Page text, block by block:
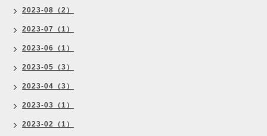
2023-08（2）
2023-07（1）
2023-06（1）
2023-05（3）
2023-04（3）
2023-03（1）
2023-02（1）